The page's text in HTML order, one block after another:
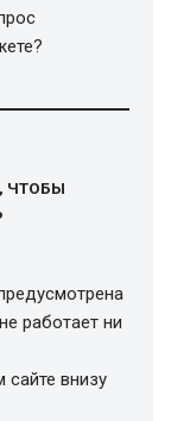
ЧТОБЫ
работает ни
сайте внизу